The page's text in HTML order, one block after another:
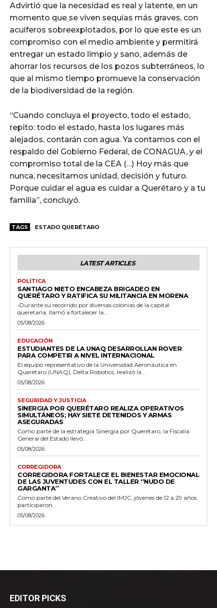
Advirtió que la necesidad es real y latente, en un
momento que se viven sequías más graves, con
acuíferos sobreexplotados, por lo que este es un
compromiso con el medio ambiente y permitirá
entregar un estado limpio y sano, además de
ahorrar los recursos de los pozos subterráneos, lo
que al mismo tiempo promueve la conservación
de la biodiversidad de la región.
“Cuando concluya el proyecto, todo el estado,
repito: todo el estado, hasta los lugares más
alejados, contarán con agua. Ya contamos con el
respaldo del Gobierno Federal, de CONAGUA, y el
compromiso total de la CEA (…) Hoy más que
nunca, necesitamos unidad, decisión y futuro.
Porque cuidar el agua es cuidar a Querétaro y a tu
familia”, concluyó.
TAGS ESTADO QUERÉTARO
LATEST ARTICLES
POLÍTICA
SANTIAGO NIETO ENCABEZA BRIGADEO EN
QUERÉTARO Y RATIFICA SU MILITANCIA EN MORENA
•Durante su recorrido por diversas colonias de la capital
queretana, llamó a fortalecer la...
05/08/2026
EDUCACIÓN
ESTUDIANTES DE LA UNAQ DESARROLLAN ROVER
PARA COMPETIR A NIVEL INTERNACIONAL
El equipo representativo de la Universidad Aeronáutica en
Querétaro (UNAQ), Delta Robotics, realizó la...
05/08/2026
SEGURIDAD Y JUSTICIA
SINERGIA POR QUERÉTARO REALIZA OPERATIVOS
SIMULTÁNEOS; HAY SIETE DETENIDOS Y ARMAS
ASEGURADAS
Como parte de la estrategia Sinergia por Querétaro, la Fiscalía
General del Estado llevó...
05/08/2026
CORREGIDORA
CORREGIDORA FORTALECE EL BIENESTAR EMOCIONAL
DE LAS JUVENTUDES CON EL TALLER ‘‘NUDO DE
GARGANTA’’
Como parte del Verano Creativo del IMJC, jóvenes de 12 a 29 años
participaron...
05/08/2026
EDITOR PICKS